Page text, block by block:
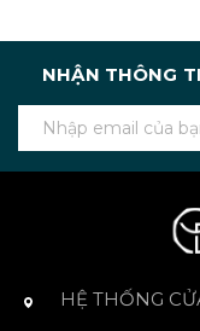
NHẬN THÔNG
HỆ THỐNG